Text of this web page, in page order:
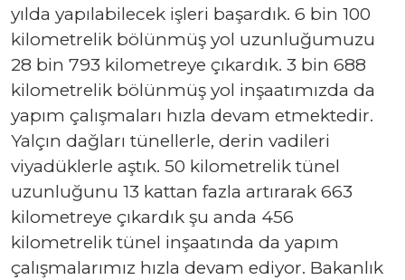
yılda yapılabilecek işleri başardık. 6 bin 100
kilometrelik bölünmüş yol uzunluğumuzu
28 bin 793 kilometreye çıkardık. 3 bin 688
kilometrelik bölünmüş yol inşaatımızda da
yapım çalışmaları hızla devam etmektedir.
Yalçın dağları tünellerle, derin vadileri
viyadüklerle aştık. 50 kilometrelik tünel
uzunluğunu 13 kattan fazla artırarak 663
kilometreye çıkardık şu anda 456
kilometrelik tünel inşaatında da yapım
çalışmalarımız hızla devam ediyor. Bakanlık